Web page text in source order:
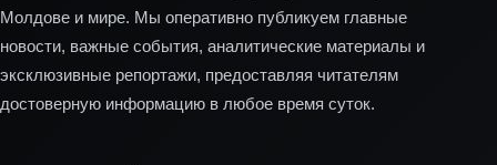
Молдове и мире. Мы оперативно публикуем главные
новости, важные события, аналитические материалы и
эксклюзивные репортажи, предоставляя читателям
достоверную информацию в любое время суток.